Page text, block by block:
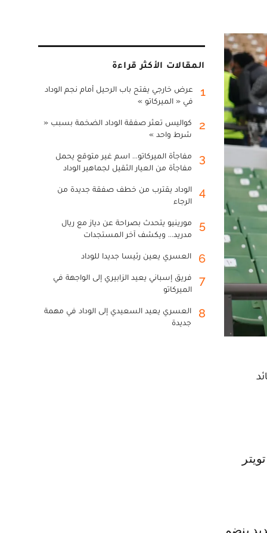
ينضم
المقالات الأكثر قراءة
1
عرض خارجي يفتح باب الرحيل أمام نجم الوداد
في « الميركاتو »
2
كواليس تعثر صفقة الوداد الضخمة بسبب «
شرط واحد »
3
مفاجأة الميركاتو... اسم غير متوقع يحمل
مفاجأة من العيار الثقيل لجماهير الوداد
4
الوداد يقترب من خطف صفقة جديدة من
الرجاء
5
مورينيو يتحدث بصراحة عن دياز مع ريال
مدريد... ويكشف آخر المستجدات
6 العسري يعين رئيسا جديدا للوداد
7
فريق إسباني يعيد الزابيري إلى الواجهة في
الميركاتو
8
العسري يعيد السعيدي إلى الوداد في مهمة
جديدة